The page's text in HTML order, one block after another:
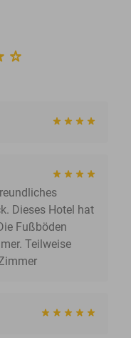
Dieses Hotel hat
Fußböden
Teilweise